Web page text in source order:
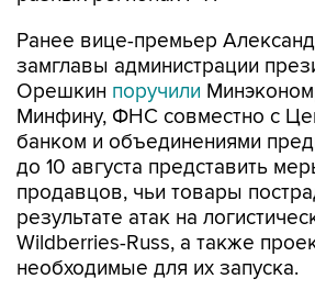
Ранее вице-премьер
замглавы администрации
Орешкин поручили
Минфину, ФНС совместно с
банком и объединениями
до 10 августа представить
продавцов, чьи товары
результате атак на
Wildberries-Russ, а также
необходимые для их запуска.